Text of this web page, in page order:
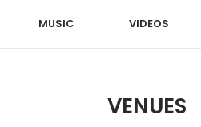
MUSIC VIDEOS
VENUES